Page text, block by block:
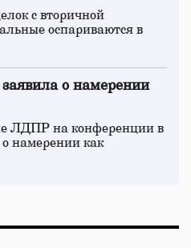
с вторичной
оспариваются в
о намерении
ЛДПР на конференции в
о намерении как